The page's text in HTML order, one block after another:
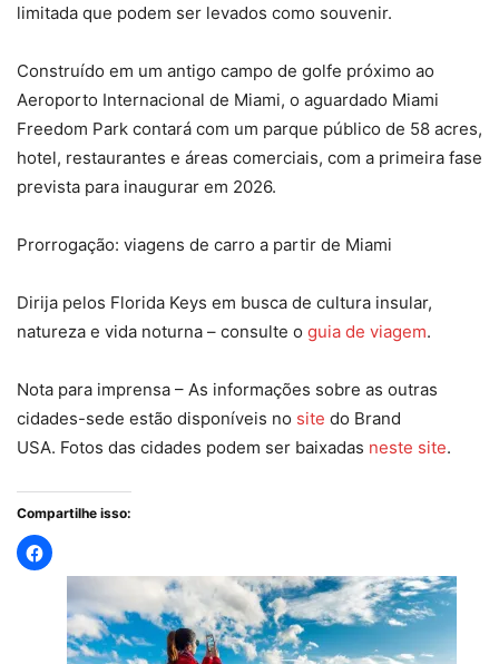
limitada que podem ser levados como souvenir.​
Construído em um antigo campo de golfe próximo ao
Aeroporto Internacional de Miami, o aguardado Miami
Freedom Park contará com um parque público de 58 acres,
hotel, restaurantes e áreas comerciais, com a primeira fase
prevista para inaugurar em 2026.​
Prorrogação: viagens de carro a partir de Miami
Dirija pelos Florida Keys em busca de cultura insular,
natureza e vida noturna – consulte o guia de viagem.​
Nota para imprensa – As informações sobre as outras
cidades-sede estão disponíveis no site do Brand
USA. Fotos das cidades podem ser baixadas neste site.
Compartilhe isso: